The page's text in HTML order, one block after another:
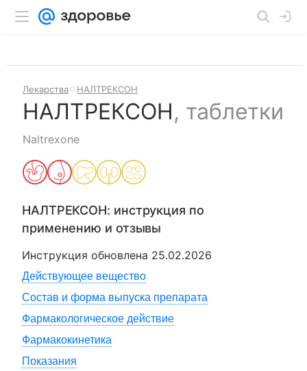
Лекарства НАЛТРЕКСОН
НАЛТРЕКСОН, таблетки
Naltrexone
НАЛТРЕКСОН: инструкция по
применению и отзывы
Инструкция обновлена 25.02.2026
Действующее вещество
Состав и форма выпуска препарата
Фармакологическое действие
Фармакокинетика
Показания